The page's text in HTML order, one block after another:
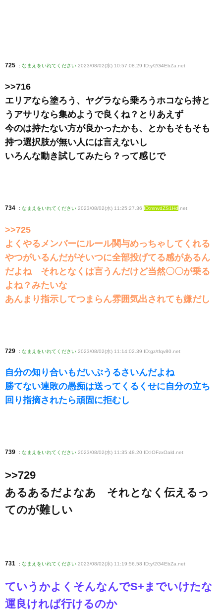
725 : なまえをいれてください 2023/08/02(水) 10:57:08.29 ID:y/2G4EbZa.net
>>716
エリアなら塗ろう、ヤグラなら乗ろうホコなら持と
うアサリなら集めようで良くね？とりあえず
今のは持たない方が良かったかも、とかもそもそも
持つ選択肢が無い人には言えないし
いろんな動き試してみたら？って感じで
734 : なまえをいれてください 2023/08/02(水) 11:25:27.36 ID:mnvdZS1Hd .net
>>725
よくやるメンバーにルール関与めっちゃしてくれる
やつがいるんだがそいつに全部投げてる感があるん
だよね それとなくは言うんだけど当然〇〇が乗る
よね？みたいな
あんまり指示してつまらん雰囲気出されても嫌だし
729 : なまえをいれてください 2023/08/02(水) 11:14:02.39 ID:gz/tfqv80 .net
自分の知り合いもだいぶうるさいんだよね
勝てない連敗の愚痴は送ってくるくせに自分の立ち
回り指摘されたら頑固に拒むし
739 : なまえをいれてください 2023/08/02(水) 11:35:48.20 ID:IOFzxOald .net
>>729
あるあるだよなあ それとなく伝えるっ
てのが難しい
731 : なまえをいれてください 2023/08/02(水) 11:19:56.58 ID:y/2G4EbZa .net
ていうかよくそんなんでS+までいけたな
運良ければ行けるのか